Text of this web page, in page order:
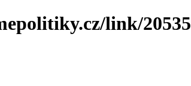
link/20535